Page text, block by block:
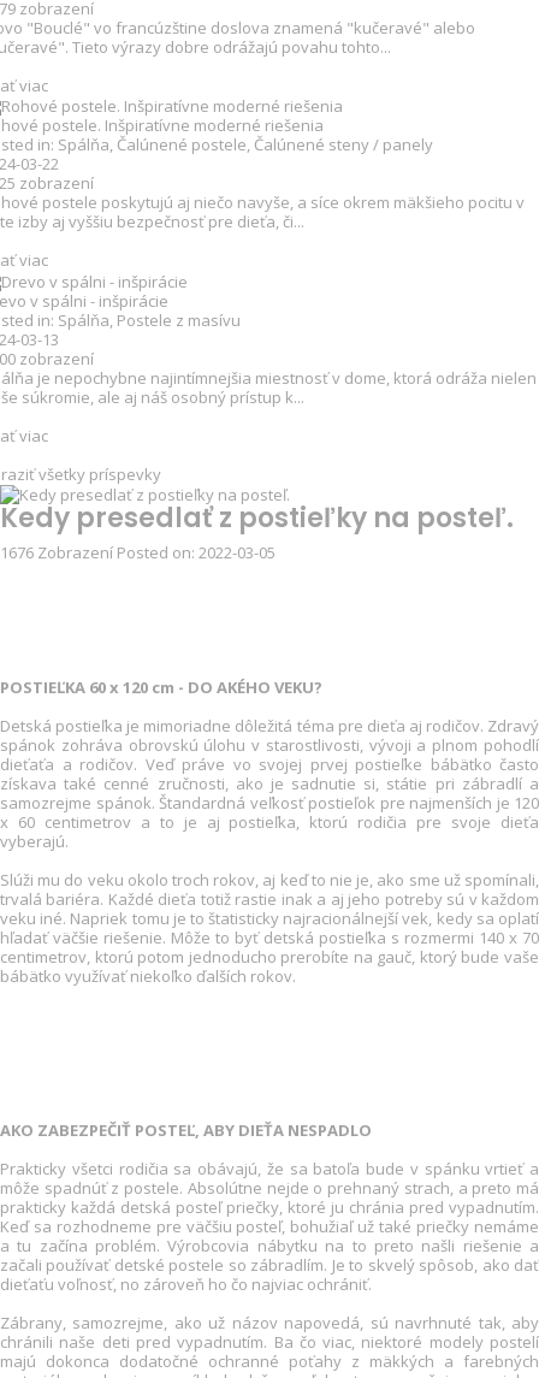
zobrazení
"Bouclé" vo francúzštine doslova znamená "kučeravé" alebo
Tieto výrazy dobre odrážajú povahu tohto...
viac
postele. Inšpiratívne moderné riešenia
in: Spálňa, Čalúnené postele, Čalúnené steny / panely
03-22
zobrazení
postele poskytujú aj niečo navyše, a síce okrem mäkšieho pocitu v
izby aj vyššiu bezpečnosť pre dieťa, či...
viac
v spálni - inšpirácie
in: Spálňa Postele z masívu
03-13
zobrazení
je nepochybne najintímnejšia miestnosť v dome, ktorá odráža nielen
súkromie, ale aj náš osobný prístup k...
viac
všetky príspevky
Kedy presedlať z postieľky na posteľ.
1676 Zobrazení Posted on: 2022-03-05
POSTIEĽKA 60 x 120 cm - DO AKÉHO VEKU?
Detská postieľka je mimoriadne dôležitá téma pre dieťa aj rodičov. Zdravý
spánok zohráva obrovskú úlohu v starostlivosti, vývoji a plnom pohodlí
dieťaťa a rodičov. Veď práve vo svojej prvej postieľke bábätko často
získava také cenné zručnosti, ako je sadnutie si, státie pri zábradlí a
samozrejme spánok. Štandardná veľkosť postieľok pre najmenších je 120
x 60 centimetrov a to je aj postieľka, ktorú rodičia pre svoje dieťa
vyberajú.
Slúži mu do veku okolo troch rokov, aj keď to nie je, ako sme už spomínali,
trvalá bariéra. Každé dieťa totiž rastie inak a aj jeho potreby sú v každom
veku iné. Napriek tomu je to štatisticky najracionálnejší vek, kedy sa oplatí
hľadať väčšie riešenie. Môže to byť detská postieľka s rozmermi 140 x 70
centimetrov, ktorú potom jednoducho prerobíte na gauč, ktorý bude vaše
bábätko využívať niekoľko ďalších rokov.
AKO ZABEZPEČIŤ POSTEĽ, ABY DIEŤA NESPADLO
Prakticky všetci rodičia sa obávajú, že sa batoľa bude v spánku vrtieť a
môže spadnúť z postele. Absolútne nejde o prehnaný strach, a preto má
prakticky každá detská posteľ priečky, ktoré ju chránia pred vypadnutím.
Keď sa rozhodneme pre väčšiu posteľ, bohužiaľ už také priečky nemáme
a tu začína problém. Výrobcovia nábytku na to preto našli riešenie a
začali používať detské postele so zábradlím. Je to skvelý spôsob, ako dať
dieťaťu voľnosť, no zároveň ho čo najviac ochrániť.
Zábrany, samozrejme, ako už názov napovedá, sú navrhnuté tak, aby
chránili naše deti pred vypadnutím. Ba čo viac, niektoré modely postelí
majú dokonca dodatočné ochranné poťahy z mäkkých a farebných